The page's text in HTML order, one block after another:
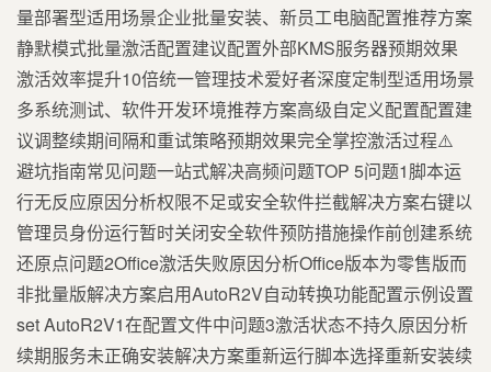
量部署型适用场景企业批量安装、新员工电脑配置推荐方案
静默模式批量激活配置建议配置外部KMS服务器预期效果
激活效率提升10倍统一管理技术爱好者深度定制型适用场景
多系统测试、软件开发环境推荐方案高级自定义配置配置建
议调整续期间隔和重试策略预期效果完全掌控激活过程⚠️
避坑指南常见问题一站式解决高频问题TOP 5问题1脚本运
行无反应原因分析权限不足或安全软件拦截解决方案右键以
管理员身份运行暂时关闭安全软件预防措施操作前创建系统
还原点问题2Office激活失败原因分析Office版本为零售版而
非批量版解决方案启用AutoR2V自动转换功能配置示例设置
set AutoR2V1在配置文件中问题3激活状态不持久原因分析
续期服务未正确安装解决方案重新运行脚本选择重新安装续